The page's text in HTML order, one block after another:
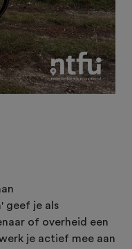
geef je als
of overheid een
je actief mee aan